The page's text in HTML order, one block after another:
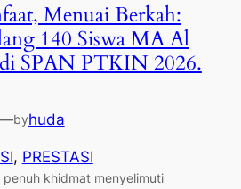
Menuai Berkah:
140 Siswa MA Al
di SPAN PTKIN 2026.
byhuda
, PRESTASI
khidmat menyelimuti